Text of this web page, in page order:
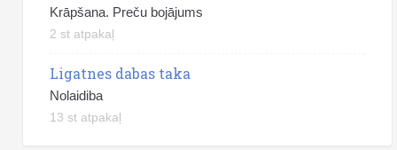
Krāpšana. Preču bojājums
2 st atpakaļ
Ligatnes dabas taka
Nolaidiba
13 st atpakaļ